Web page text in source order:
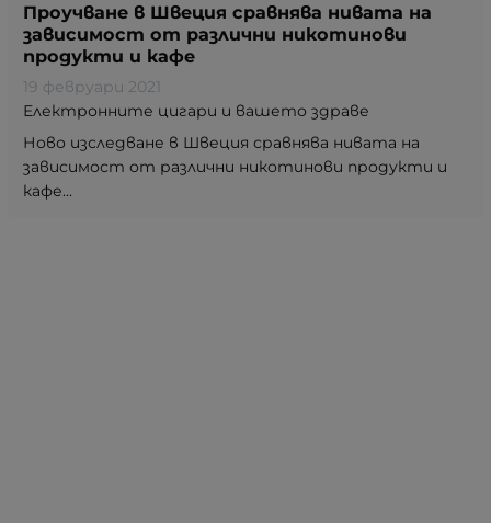
Проучване в Швеция сравнява нивата на
зависимост от различни никотинови
продукти и кафе
19 февруари 2021
Електронните цигари и вашето здраве
Ново изследване в Швеция сравнява нивата на
зависимост от различни никотинови продукти и
кафе...